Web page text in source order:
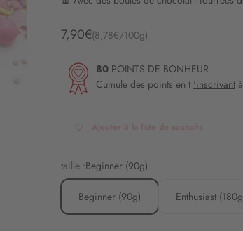
Angebot
7,90€(8,78€/100g)
80 POINTS DE BONHEUR
Cumule des points en t 'inscrivant
taille :Beginner (90g)
Beginner (90g) Enthusiast